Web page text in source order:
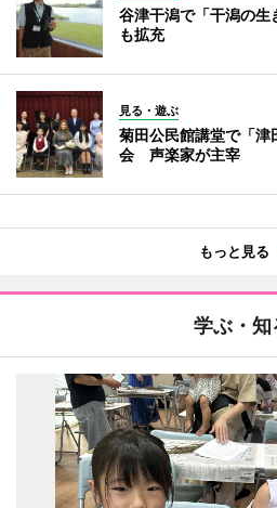
谷津干潟で「干潟の
も拡充
見る・遊ぶ
菊田公民館講堂で「津
会 声楽家が主宰
もっと見る
学ぶ・知